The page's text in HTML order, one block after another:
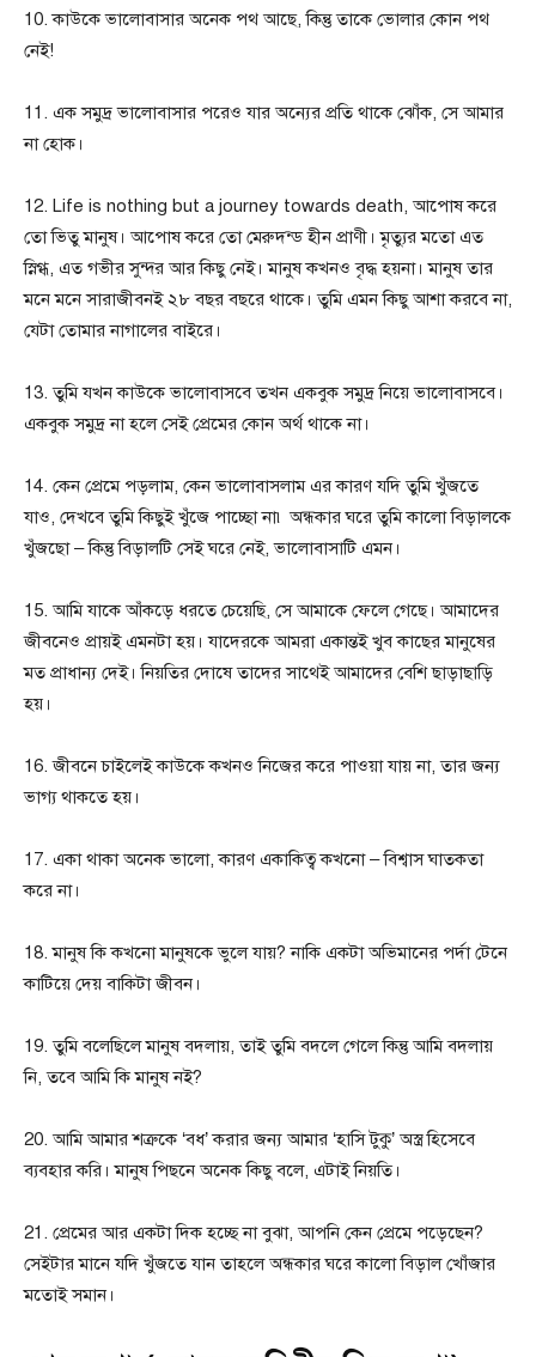
10. কাউকে ভালোবাসার অনেক পথ আছে, কিন্তু তাকে ভোলার কোন পথ
নেই!
11. এক সমুদ্র ভালোবাসার পরেও যার অন্যের প্রতি থাকে ঝোঁক, সে আমার
না হোক।
12. Life is nothing but a journey towards death, আপোষ করে
তো ভিতু মানুষ। আপোষ করে তো মেরুদন্ড হীন প্রাণী। মৃত্যুর মতো এত
স্নিগ্ধ, এত গভীর সুন্দর আর কিছু নেই। মানুষ কখনও বৃদ্ধ হয়না। মানুষ তার
মনে মনে সারাজীবনই ২৮ বছর বছরে থাকে। তুমি এমন কিছু আশা করবে না,
যেটা তোমার নাগালের বাইরে।
13. তুমি যখন কাউকে ভালোবাসবে তখন একবুক সমুদ্র নিয়ে ভালোবাসবে।
একবুক সমুদ্র না হলে সেই প্রেমের কোন অর্থ থাকে না।
14. কেন প্রেমে পড়লাম, কেন ভালোবাসলাম এর কারণ যদি তুমি খুঁজতে
যাও, দেখবে তুমি কিছুই খুঁজে পাচ্ছো না৷ অন্ধকার ঘরে তুমি কালো বিড়ালকে
খুঁজছো – কিন্তু বিড়ালটি সেই ঘরে নেই, ভালোবাসাটি এমন।
15. আমি যাকে আঁকড়ে ধরতে চেয়েছি, সে আমাকে ফেলে গেছে। আমাদের
জীবনেও প্রায়ই এমনটা হয়। যাদেরকে আমরা একান্তই খুব কাছের মানুষের
মত প্রাধান্য দেই। নিয়তির দোষে তাদের সাথেই আমাদের বেশি ছাড়াছাড়ি
হয়।
16. জীবনে চাইলেই কাউকে কখনও নিজের করে পাওয়া যায় না, তার জন্য
ভাগ্য থাকতে হয়।
17. একা থাকা অনেক ভালো, কারণ একাকিত্ব কখনো – বিশ্বাস ঘাতকতা
করে না।
18. মানুষ কি কখনো মানুষকে ভুলে যায়? নাকি একটা অভিমানের পর্দা টেনে
কাটিয়ে দেয় বাকিটা জীবন।
19. তুমি বলেছিলে মানুষ বদলায়, তাই তুমি বদলে গেলে কিন্তু আমি বদলায়
নি, তবে আমি কি মানুষ নই?
20. আমি আমার শত্রুকে ‘বধ’ করার জন্য আমার ‘হাসি টুকু’ অস্ত্র হিসেবে
ব্যবহার করি। মানুষ পিছনে অনেক কিছু বলে, এটাই নিয়তি।
21. প্রেমের আর একটা দিক হচ্ছে না বুঝা, আপনি কেন প্রেমে পড়েছেন?
সেইটার মানে যদি খুঁজতে যান তাহলে অন্ধকার ঘরে কালো বিড়াল খোঁজার
মতোই সমান।